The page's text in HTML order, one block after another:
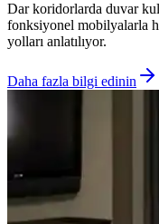
Dar koridorlarda duvar
fonksiyonel mobilyalarla
yolları anlatılıyor.
Daha fazla bilgi edinin